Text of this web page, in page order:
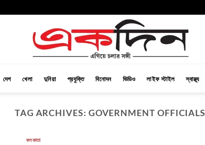
দেশ খেলা দুনিয়া প্রযুক্তি বিনোদন ভিডিও লাইফ স্টাইল স্বাস্থ্য
TAG ARCHIVES: GOVERNMENT OFFICIALS
কলকাতা